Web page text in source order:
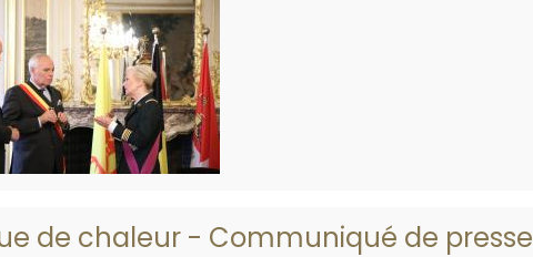
de chaleur - Communiqué de presse